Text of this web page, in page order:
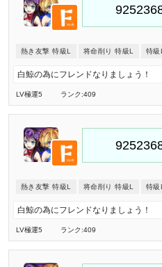
熱き友撃 特級L 将命削り 特級L 特級L
白鯨の為にフレンドなりましょう！
LV極運5 ランク:409
熱き友撃 特級L 将命削り 特級L 特級L
白鯨の為にフレンドなりましょう！
LV極運5 ランク:409